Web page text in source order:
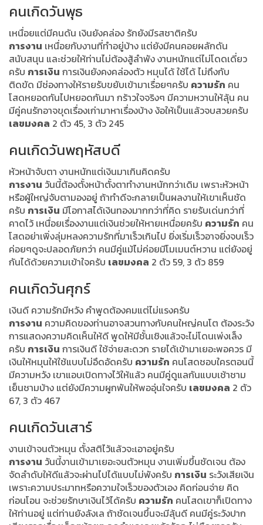
คนเกิดวันพุธ
เหนื่อยแต่มีคนดัน เงินยังคล่อง รักยังมีรสชาติครับ
การงาน เหนื่อยกับงานที่ทำอยู่บ้าง แต่ยังมีคนคอยผลักดัน
สนับสนุน และช่วยให้ท่านไม่ต้องสู้ลำพัง งานหนักแต่ไม่โดดเดี่ยว
ครับ การเงิน การเงินยังคงคล่องตัว หมุนได้ ใช้ได้ ไม่ถึงกับ
ติดขัด มีช่องทางให้รายรับขยับเข้ามาเรื่อยๆครับ ความรัก คน
โสดหยอดกันไปหยอดกันมา กร้าวใจจริงๆ มีความหวานให้ลุ้น คน
มีคู่คนรักอาจขุดเรื่องเก่ามาหาเรื่องบ้าง ง้อให้เป็นแล้วจบสวยครับ
เลขมงคล 2 ตัว 45, 3 ตัว 245
คนเกิดวันพฤหัสบดี
หัวหน้าจับตา งานหนักแต่เงินมาเกินคิดครับ
การงาน วันนี้ต้องตั้งหน้าตั้งตาทำงานหนักกว่าเดิม เพราะหัวหน้า
หรือผู้ใหญ่จับตามองอยู่ ถ้าทำดีจะกลายเป็นผลงานให้เขาเห็นชัด
ครับ การเงิน มีโอกาสได้เงินทองมากกว่าที่คิด รายรับเด่นกว่าที่
คาดไว้ เหนื่อยเรื่องงานแต่เงินช่วยให้หายเหนื่อยครับ ความรัก คน
โสดอย่าเพิ่งลุ่มหลงความรักที่มาเร็วเกินไป ยิ่งเริ่มเร็วอาจยิ่งจบเร็ว
ค่อยๆดูจะปลอดภัยกว่า คนมีคู่แม้ไม่ค่อยมีโมเมนต์หวาน แต่ยังอยู่
กันได้ด้วยความเข้าใจครับ เลขมงคล 2 ตัว 59, 3 ตัว 859
คนเกิดวันศุกร์
เงินดี ความรักมีหวัง คำพูดต้องคมแต่ไม่แรงครับ
การงาน ความคิดของท่านอาจสวนทางกับคนใหญ่คนโต ต้องระวัง
การแสดงความคิดเห็นให้ดี พูดให้มีชั้นเชิงแล้วจะไม่โดนเพ่งเล็ง
ครับ การเงิน การเงินดี ใช้จ่ายสะดวก รายได้เข้ามาเยอะพอควร มี
เงินให้หมุนให้ใช้แบบไม่อึดอัดครับ ความรัก คนโสดชอบใครตอนนี้
มีความหวัง เขาแอบเปิดทางไว้ให้แล้ว คนมีคู่ดูแลกันแบบเช้าชาม
เย็นชามบ้าง แต่ยังมีความผูกพันให้พออุ่นใจครับ เลขมงคล 2 ตัว
67, 3 ตัว 467
คนเกิดวันเสาร์
งานเข้าจนตัวหมุน ตั้งสติไว้แล้วจะเอาอยู่ครับ
การงาน วันนี้งานเข้ามาเยอะจนตัวหมุน งานเพิ่มขึ้นชัดเจน ต้อง
จัดลำดับให้ดีแล้วจะผ่านไปได้แบบไม่พังครับ การเงิน ระวังเสียเงิน
เพราะความประมาทหรือความใจเร็วของตัวเอง คิดก่อนจ่าย คิด
ก่อนโอน จะช่วยรักษาเงินไว้ได้ครับ ความรัก คนโสดเขาก็เปิดทาง
ให้ท่านอยู่ แต่ท่านยังลังเล ถ้าชัดเจนขึ้นจะมีลุ้นดี คนมีคู่ระวังปาก